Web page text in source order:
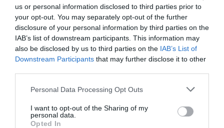
us or personal information disclosed to third parties prior to
your opt-out. You may separately opt-out of the further
disclosure of your personal information by third parties on the
IAB’s list of downstream participants. This information may
also be disclosed by us to third parties on the IAB’s List of
Downstream Participants that may further disclose it to other
Personal Data Processing Opt Outs
I want to opt-out of the Sharing of my
personal data.
Opted In
Journal de bien-être : Comment l’adopter pour booster santé
mentale et équilibre